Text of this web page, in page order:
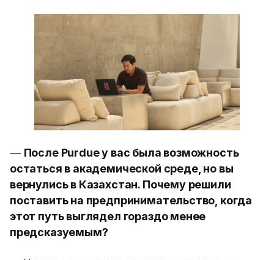
— После Purdue у вас была возможность
остаться в академической среде, но вы
вернулись в Казахстан. Почему решили
поставить на предпринимательство, когда
этот путь выглядел гораздо менее
предсказуемым?